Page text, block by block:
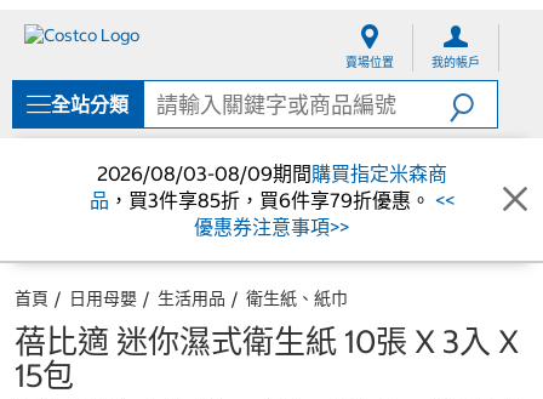
單
賣場位置 我的帳戶
全站分類
2026/08/03-08/09期間購買指定米森商
品 ，買3件享85折，買6件享79折優惠。 <<
優惠券注意事項>>
首頁 日用母嬰 生活用品 衛生紙、紙巾
蓓比適 迷你濕式衛生紙 10張 X 3入 X
15包